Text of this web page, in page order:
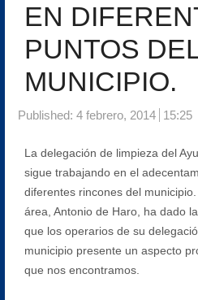
EN
PUNTOS
MUNICIPIO.
Published: 4 febrero, 2014 15:25
La delegación de limpieza del
sigue trabajando en el
diferentes rincones del
área, Antonio de Haro, ha dado
que los operarios de su
municipio presente un aspecto
que nos encontramos.